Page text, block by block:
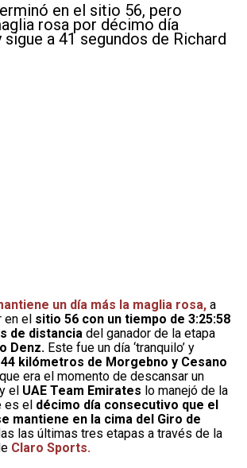
en el sitio 56, pero
rosa por décimo día
a 41 segundos de Richard
un día más la maglia rosa, a
en el sitio 56 con un tiempo de 3:25:58
de distancia del ganador de la etapa
Denz. Este fue un día ‘tranquilo’ y
kilómetros de Morgebno y Cesano
era el momento de descansar un
el UAE Team Emirates lo manejó de la
es el décimo día consecutivo que el
mantiene en la cima del Giro de
las últimas tres etapas a través de la
Claro Sports.